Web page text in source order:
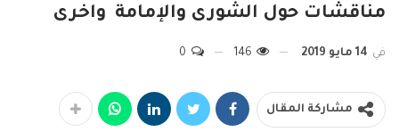
مناقشات حول الشورى والإمامة ‏ واخرى
في 14 مايو 2019
مشاركة المقال